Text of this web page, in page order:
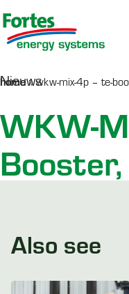
home»wkw-mix-4p – te-
Nieuws
WKW-
Also see